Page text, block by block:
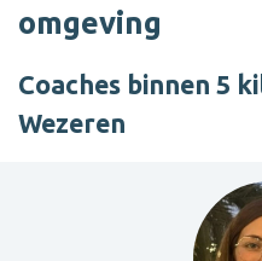
omgeving
Coaches binnen 5
Wezeren